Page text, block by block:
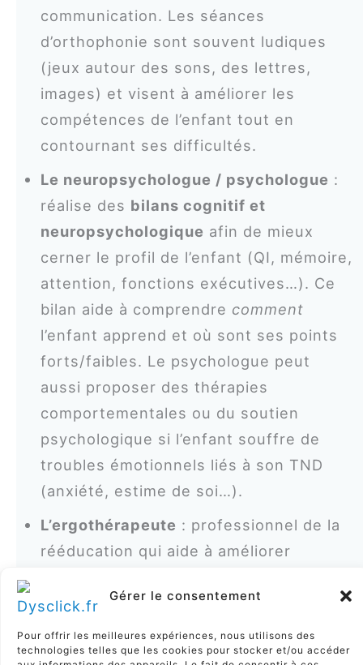
Gérer le consentement
Pour offrir les meilleures expériences, nous utilisons des
technologies telles que les cookies pour stocker et/ou accéder
communication. Les séances
d’orthophonie sont souvent ludiques
(jeux autour des sons, des lettres,
images) et visent à améliorer les
compétences de l’enfant tout en
contournant ses difficultés.
Le neuropsychologue / psychologue :
réalise des bilans cognitif et
neuropsychologique afin de mieux
cerner le profil de l’enfant (QI, mémoire,
attention, fonctions exécutives…). Ce
bilan aide à comprendre comment
l’enfant apprend et où sont ses points
forts/faibles. Le psychologue peut
aussi proposer des thérapies
comportementales ou du soutien
psychologique si l’enfant souffre de
troubles émotionnels liés à son TND
(anxiété, estime de soi…).
L’ergothérapeute : professionnel de la
rééducation qui aide à améliorer
quotidien. Il est très utile pour la
dyspraxie/TDC
(travail de la motricité
fine, adaptations pour l’écriture – par